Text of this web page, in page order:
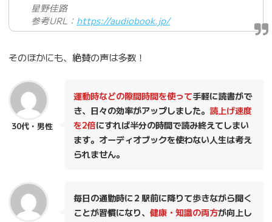
星野佳路
参考URL： https://audiobook.jp/
そのほかにも、絶賛の声は多数！
30代・男性
運動時などの隙間時間を使って手軽に読書がで
き、日々の効率がアップしました。 読上げ速度
を2倍にすれば半分の時間で読み終えてしまい
ます。オーディオブックを使わない人生は考え
られません。
毎日の通勤時に２駅前に降りて歩きながら聞く
ことが習慣になり、 健康・知識の両方が向上し